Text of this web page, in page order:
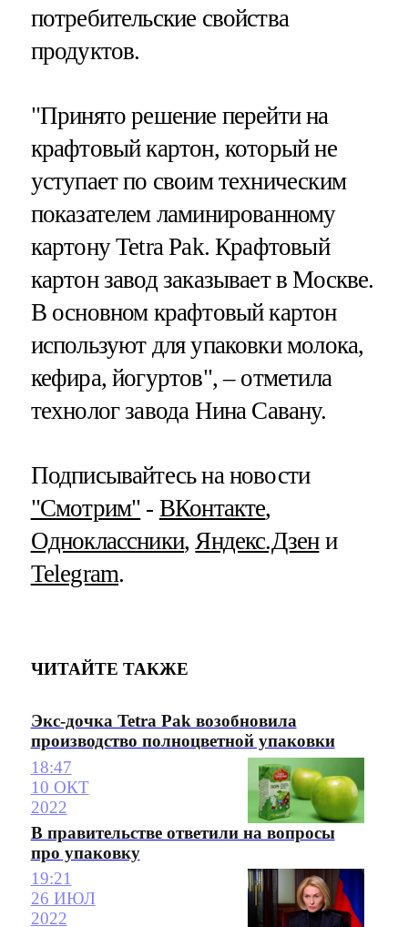
потребительские свойства
продуктов.
"Принято решение перейти на
крафтовый картон, который не
уступает по своим техническим
показателем ламинированному
картону Tetra Pak. Крафтовый
картон завод заказывает в Москве.
В основном крафтовый картон
используют для упаковки молока,
кефира, йогуртов", – отметила
технолог завода Нина Савану.
Подписывайтесь на новости
"Смотрим" ‐ ВКонтакте,
Одноклассники,Яндекс.Дзени
Telegram.
ЧИТАЙТЕ ТАКЖЕ
Экс-дочка Tetra Pak возобновила
производство полноцветной упаковки
18:47
10 ОКТ
2022
В правительстве ответили на вопросы
про упаковку
19:21
26 ИЮЛ
2022